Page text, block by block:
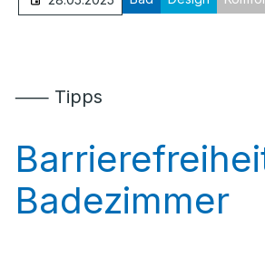
⸺ Tipps
Badezimmer